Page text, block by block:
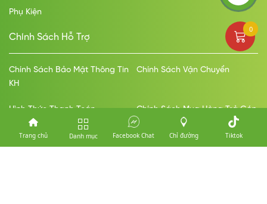
Phụ Kiện
Chính Sách Hỗ Trợ
Chính Sách Bảo Mật Thông Tin
KH
Chính Sách Vận Chuyển
Hình Thức Thanh Toán Chính Sách Mua Hàng Trả Góp
Chính Sách Đổi Trả Bảo Hành
0
Trang chủ Danh mục Facebook Chat Chỉ đường Tiktok